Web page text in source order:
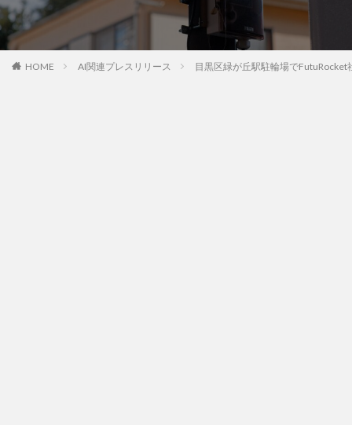
HOME AI関連プレスリリース 目黒区緑が丘駅駐輪場で